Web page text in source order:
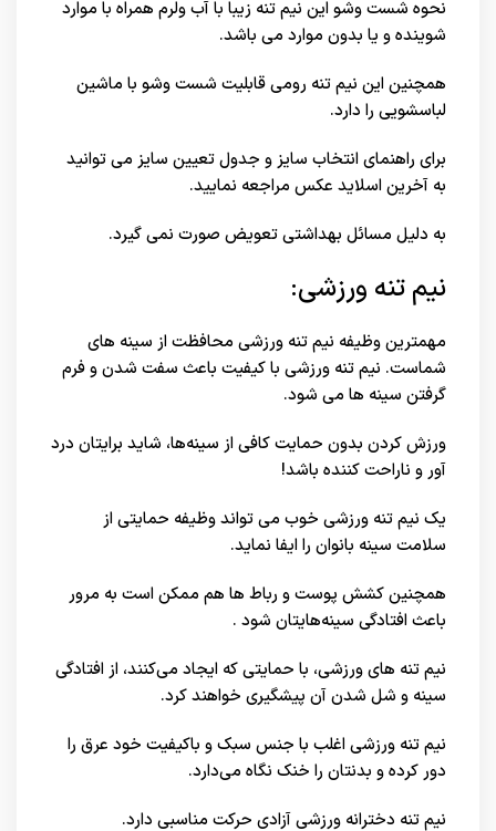
نحوه شست وشو این نیم تنه زیبا با آب ولرم همراه با موارد
شوینده و یا بدون موارد می باشد.
همچنین این نیم تنه رومی قابلیت شست وشو با ماشین
لباسشویی را دارد.
برای راهنمای انتخاب سایز و جدول تعیین سایز می توانید
به آخرین اسلاید عکس مراجعه نمایید.
به دلیل مسائل بهداشتی تعویض صورت نمی گیرد.
نیم تنه ورزشی:
مهمترین وظیفه نیم تنه ورزشی محافظت از سینه های
شماست. نیم تنه ورزشی با کیفیت باعث سفت شدن و فرم
گرفتن سینه ها می شود.
ورزش کردن بدون حمایت کافی از سینه‌ها، شاید برایتان درد
آور و ناراحت کننده باشد!
یک نیم تنه ورزشی خوب می تواند وظیفه حمایتی از
سلامت سینه بانوان را ایفا نماید.
همچنین کشش پوست و رباط‌ ها هم ممکن است به مرور
باعث افتادگی سینه‌هایتان شود .
نیم تنه های ورزشی، با حمایتی که ایجاد می‌کنند، از افتادگی
سینه و شل شدن آن پیشگیری خواهند کرد.
نیم تنه ورزشی اغلب با جنس سبک و باکیفیت خود عرق را
دور کرده و بدنتان را خنک نگاه می‌دارد.
نیم تنه دخترانه ورزشی آزادی حرکت مناسبی دارد.